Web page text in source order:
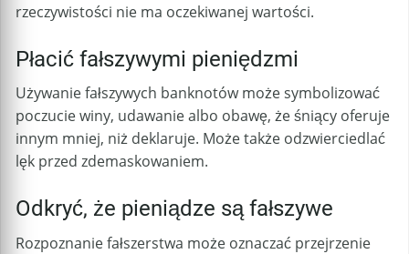
rzeczywistości nie ma oczekiwanej wartości.
Płacić fałszywymi pieniędzmi
Używanie fałszywych banknotów może symbolizować
poczucie winy, udawanie albo obawę, że śniący oferuje
innym mniej, niż deklaruje. Może także odzwierciedlać
lęk przed zdemaskowaniem.
Odkryć, że pieniądze są fałszywe
Rozpoznanie fałszerstwa może oznaczać przejrzenie